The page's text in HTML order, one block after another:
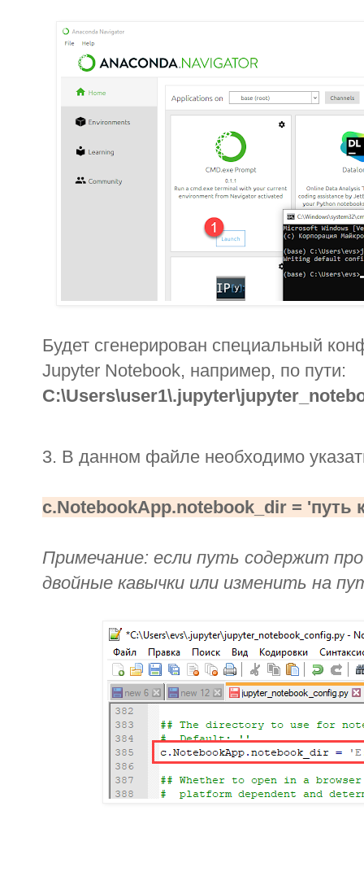
Будет сгенерирован специальный
Jupyter Notebook, например, по пути:
C:\Users\user1\.jupyter
3. В данном файле необходимо
c.NotebookApp.notebook_dir = 'путь
Примечание: если путь содержит
двойные кавычки или изменить на